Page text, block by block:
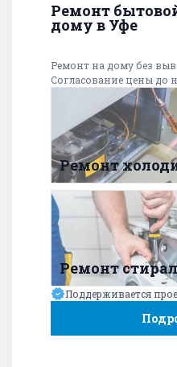
Ремонт
дому в Уфе
Ремонт на дому без
Согласование цены до
Ремонт
Ремонт
Поддерживается